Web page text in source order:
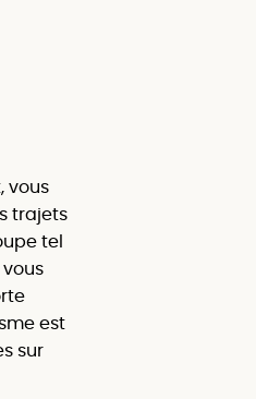
vous
trajets
tel
est
sur